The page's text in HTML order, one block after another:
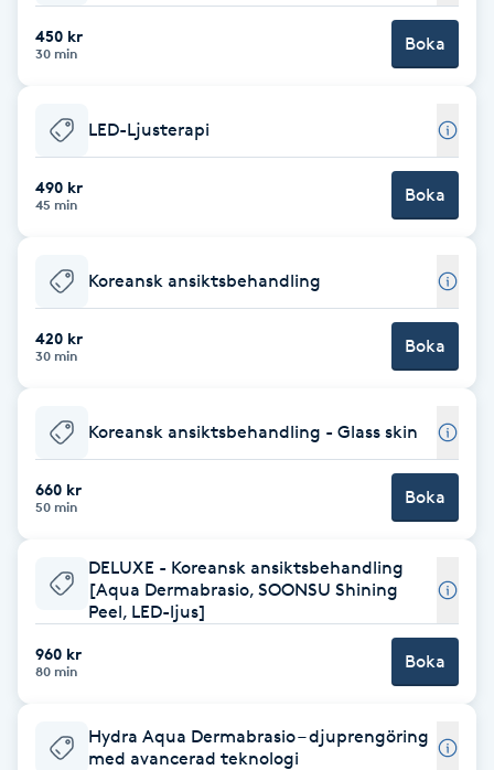
Bröllopsuppsättning
C
Celluliter
Coachning
Diamantslipning
Enzympeeling
Extensions borttagning
450 kr
30 min Boka
LED-Ljusterapi
490 kr
45 min Boka
Koreansk ansiktsbehandling
420 kr
30 min Boka
Koreansk ansiktsbehandling - Glass skin
660 kr
50 min Boka
DELUXE - Koreansk ansiktsbehandling
[Aqua Dermabrasio, SOONSU Shining
Peel, LED-ljus]
960 kr
80 min Boka
Hydra Aqua Dermabrasio – djuprengöring
med avancerad teknologi